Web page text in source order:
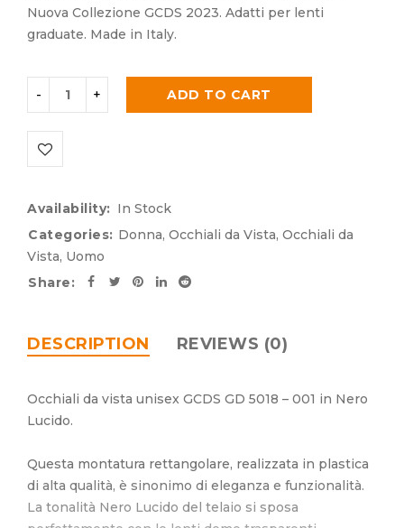
Nuova Collezione GCDS 2023. Adatti per lenti
graduate. Made in Italy.
ADD TO CART
Availability: In Stock
Categories: Donna, Occhiali da Vista, Occhiali da
Vista, Uomo
Share:
DESCRIPTION REVIEWS (0)
Occhiali da vista unisex GCDS GD 5018 – 001 in Nero
Lucido.
Questa montatura rettangolare, realizzata in plastica
di alta qualità, è sinonimo di eleganza e funzionalità.
La tonalità Nero Lucido del telaio si sposa